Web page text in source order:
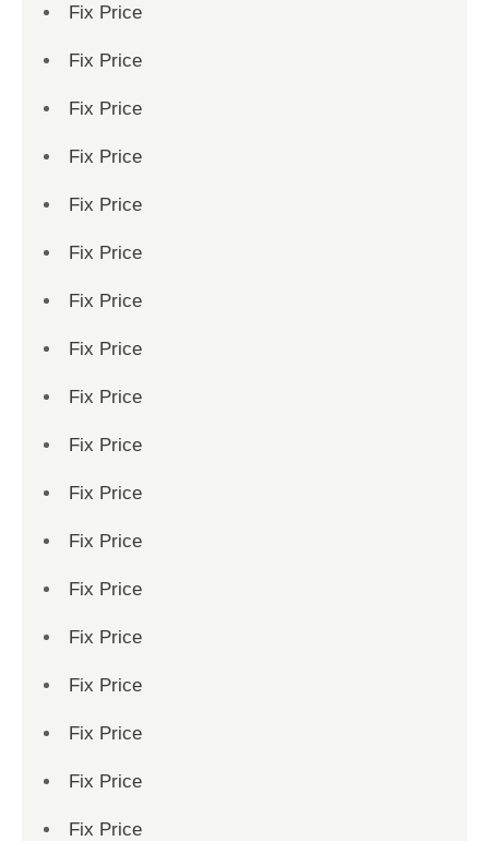
Fix Price
Fix Price
Fix Price
Fix Price
Fix Price
Fix Price
Fix Price
Fix Price
Fix Price
Fix Price
Fix Price
Fix Price
Fix Price
Fix Price
Fix Price
Fix Price
Fix Price
Fix Price